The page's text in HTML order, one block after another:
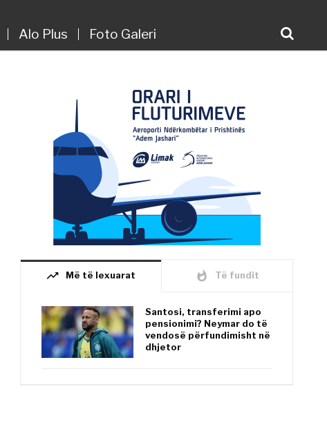
Alo Plus Foto Galeri
trending_up Më të lexuarat whatshot Të fundit
Santosi, transferimi apo
pensionimi? Neymar do të
vendosë përfundimisht në
dhjetor